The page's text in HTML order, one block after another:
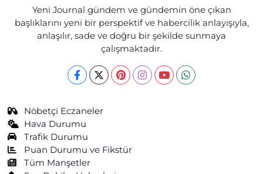
Yeni Journal gündem ve gündemin öne çıkan
başlıklarını yeni bir perspektif ve habercilik anlayışıyla,
anlaşılır, sade ve doğru bir şekilde sunmaya
çalışmaktadır.
Nöbetçi Eczaneler
Hava Durumu
Trafik Durumu
Puan Durumu ve Fikstür
Tüm Manşetler